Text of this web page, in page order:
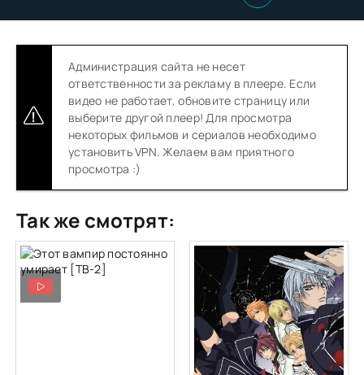
Администрация сайта не несет
ответственности за рекламу в плеере. Если
видео не работает, обновите страницу или
выберите другой плеер! Для просмотра
некоторых фильмов и сериалов необходимо
установить VPN. Желаем вам приятного
просмотра :)
Так же смотрят: